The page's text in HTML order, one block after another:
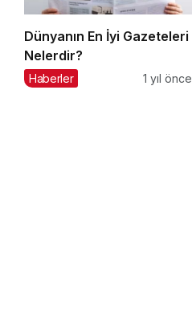
Dünyanın En İyi Gazeteleri
Nelerdir?
Haberler 1 yıl önce